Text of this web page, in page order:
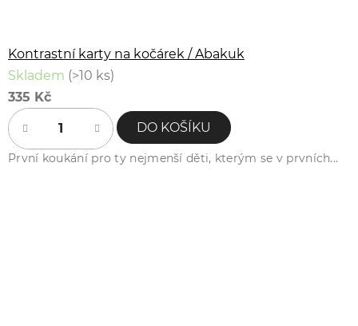
Kontrastní karty na kočárek / Abakuk
Skladem (>10 ks)
335 Kč
DO KOŠÍKU
První koukání pro ty nejmenší děti, kterým se v prvních...